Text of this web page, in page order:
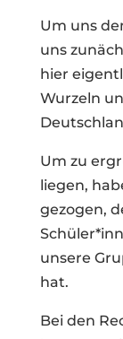
Um uns
uns
hier
Wurzeln
Um zu
liegen,
gezogen,
unsere
hat.
Bei den